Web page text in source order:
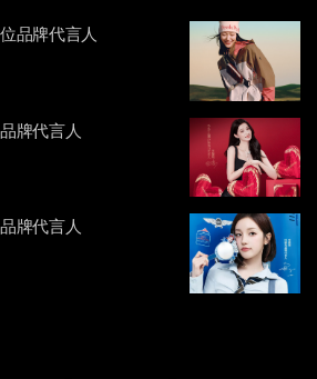
品牌代言人
牌代言人
牌代言人